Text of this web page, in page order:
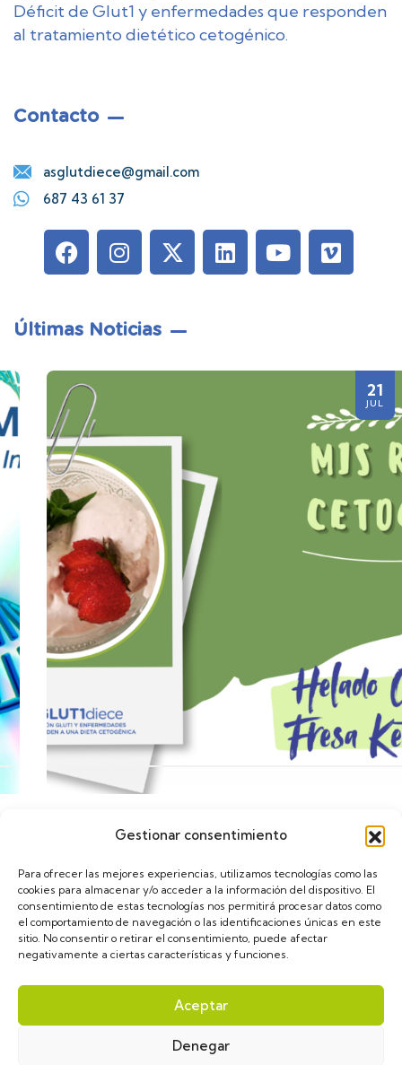
Gestionar consentimiento
Para ofrecer las mejores experiencias, utilizamos tecnologías como las
cookies para almacenar y/o acceder a la información del dispositivo. El
consentimiento de estas tecnologías nos permitirá procesar datos como
el comportamiento de navegación o las identificaciones únicas en este
sitio. No consentir o retirar el consentimiento, puede afectar
negativamente a ciertas características y funciones.
Aceptar
Denegar
Déficit de Glut1 y enfermedades que responden
al tratamiento dietético cetogénico.
Contacto
asglutdiece@gmail.com
687 43 61 37
Últimas Noticias
asGLUT1diece © 2024. Diseñado porVulpeTI. Todos
los derechos reservados.
Política de privacidad